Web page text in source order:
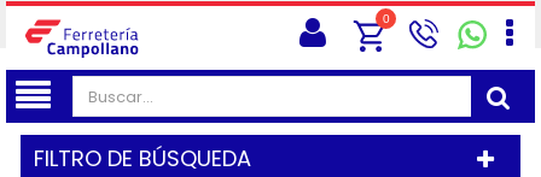
0
FILTRO DE BÚSQUEDA